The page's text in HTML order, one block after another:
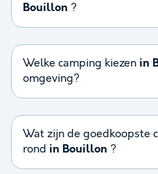
Bouillon ?
Welke camping kiezen in
omgeving?
Wat zijn de goedkoopste
rond in Bouillon ?